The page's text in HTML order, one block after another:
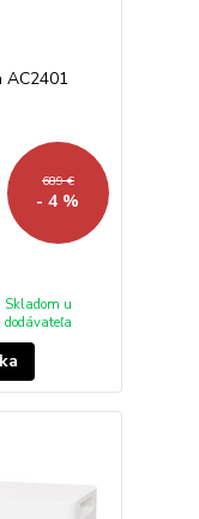
689 €
- 4 %
Skladom u
dodávateľa